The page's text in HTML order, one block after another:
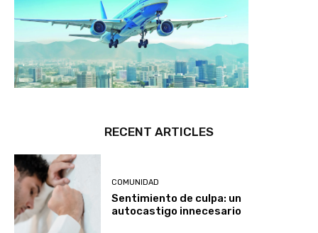
RECENT ARTICLES
COMUNIDAD
Sentimiento de culpa: un
autocastigo innecesario